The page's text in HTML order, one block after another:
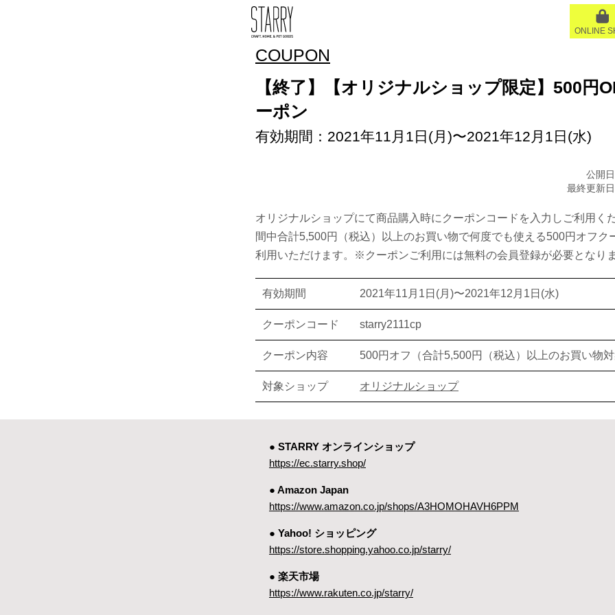
ONLINE
COUPON
【終了】【オリジナルショップ限定】500円
ーポン
有効期間：2021年11月1日(月)〜2021年12月1日(水)
公開
最終更新
オリジナルショップにて商品購入時にクーポンコードを入力しご利用く
間中合計5,500円（税込）以上のお買い物で何度でも使える500円オフク
利用いただけます。※クーポンご利用には無料の会員登録が必要となり
有効期間 2021年11月1日(月)〜2021年12月1日(水)
クーポンコード starry2111cp
クーポン内容 500円オフ（合計5,500円（税込）以上のお買い物
対象ショップ オリジナルショップ
● STARRY オンラインショップ
https://ec.starry.shop/
● Amazon Japan
https://www.amazon.co.jp/shops/A3HOMOHAVH6PPM
● Yahoo! ショッピング
https://store.shopping.yahoo.co.jp/starry/
● 楽天市場
https://www.rakuten.co.jp/starry/